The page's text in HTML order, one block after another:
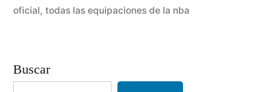
oficial, todas las equipaciones de la nba
Buscar